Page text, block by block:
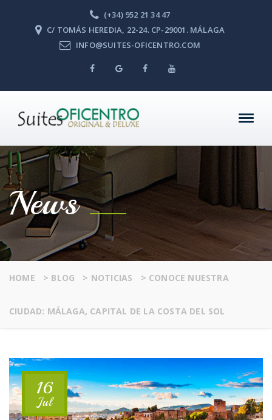
(+34) 952 21 34 47
C/ TOMÁS HEREDIA, 22-24. CP-29001. MÁLAGA
INFO@SUITES-OFICENTRO.COM
News
HOME > BLOG > NOTICIAS > CONOCE NUESTRA
CIUDAD: MÁLAGA, CAPITAL DE LA COSTA DEL SOL
16
Jul